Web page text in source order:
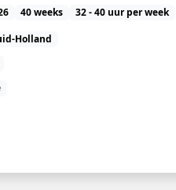
40 weeks
32 - 40 uur per week
Holland